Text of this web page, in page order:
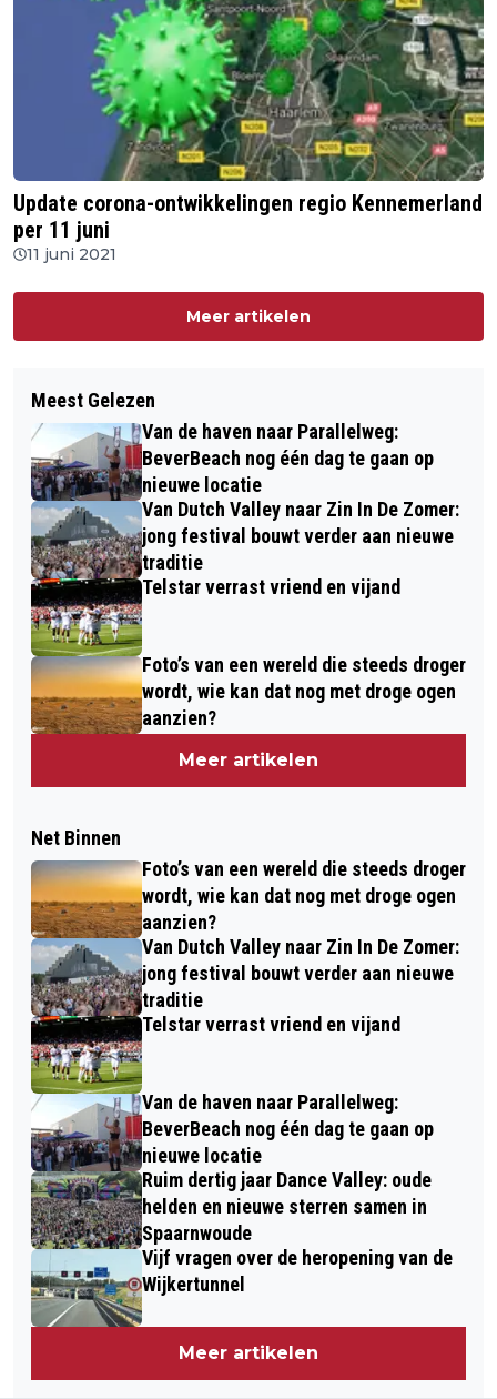
Update corona-ontwikkelingen regio Kennemerland
per 11 juni
11 juni 2021
Meer artikelen
Meest Gelezen
Van de haven naar Parallelweg:
BeverBeach nog één dag te gaan op
nieuwe locatie
Van Dutch Valley naar Zin In De Zomer:
jong festival bouwt verder aan nieuwe
traditie
Telstar verrast vriend en vijand
Foto’s van een wereld die steeds droger
wordt, wie kan dat nog met droge ogen
aanzien?
Meer artikelen
Net Binnen
Foto’s van een wereld die steeds droger
wordt, wie kan dat nog met droge ogen
aanzien?
Van Dutch Valley naar Zin In De Zomer:
jong festival bouwt verder aan nieuwe
traditie
Telstar verrast vriend en vijand
Van de haven naar Parallelweg:
BeverBeach nog één dag te gaan op
nieuwe locatie
Ruim dertig jaar Dance Valley: oude
helden en nieuwe sterren samen in
Spaarnwoude
Vijf vragen over de heropening van de
Wijkertunnel
Meer artikelen